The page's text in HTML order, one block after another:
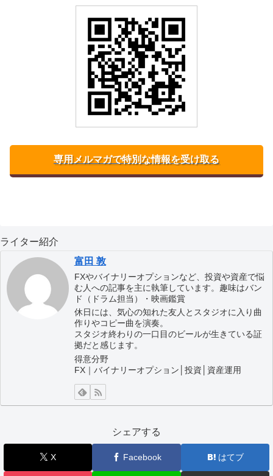
専用メルマガで特別な情報を受け取る
ライター紹介
富田 敦
FXやバイナリーオプションなど、投資や資産で悩
む人への記事を主に執筆しています。趣味はバン
ド（ドラム担当）・映画鑑賞
休日には、気心の知れた友人とスタジオに入り曲
作りやコピー曲を演奏。
スタジオ終わりの一口目のビールが生きている証
拠だと感じます。
得意分野
FX｜バイナリーオプション│投資│資産運用
シェアする
X Facebook はてブ